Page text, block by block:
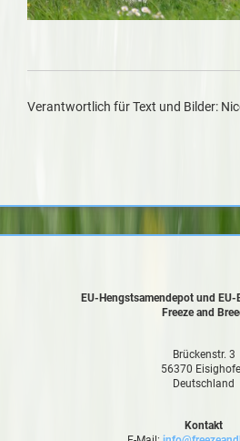
Verantwortlich für Text und Bilder:
EU-Hengstsamendepot und
Freeze and
Brückenstr. 3
56370
Deutschland
Kontakt